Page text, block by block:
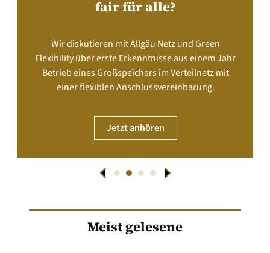
fair für alle?
Wir diskutieren mit Allgäu Netz und Green
Flexibility über erste Erkenntnisse aus einem Jahr
Betrieb eines Großspeichers im Verteilnetz mit
einer flexiblen Anschlussvereinbarung.
Jetzt anhören
Meist gelesene